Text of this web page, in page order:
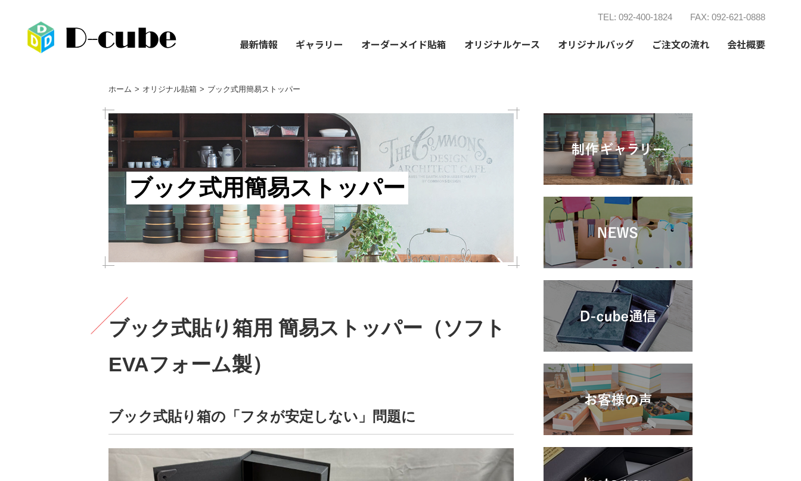
TEL: 092-400-1824 FAX: 092-621-0888
最新情報 ギャラリー オーダーメイド貼箱 オリジナルケース オリジナルバッグ ご注文の流れ 会社概要
ホーム オリジナル貼箱 ブック式用簡易ストッパー
ブック式用簡易ストッパー
ブック式貼り箱用 簡易ストッパー（ソフト
EVAフォーム製）
ブック式貼り箱の「フタが安定しない」問題に